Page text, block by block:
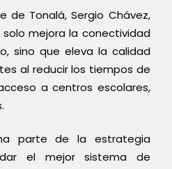
de Tonalá, Sergio Chávez,
mejora la conectividad
sino que eleva la calidad
al reducir los tiempos de
a centros escolares,
parte de la estrategia
el mejor sistema de